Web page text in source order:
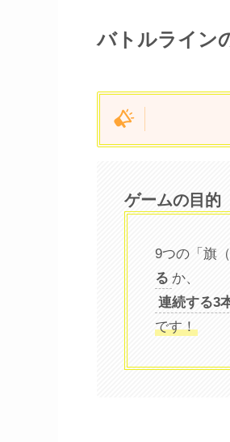
バトルライン
ゲームの目的
9つの「旗
る か、
連続する3
です！